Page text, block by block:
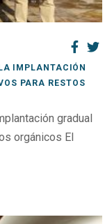
IMPLANTACIÓN
PARA RESTOS
gradual
orgánicos El